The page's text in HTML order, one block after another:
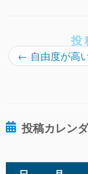
投
← 自由度が高
投稿カレン